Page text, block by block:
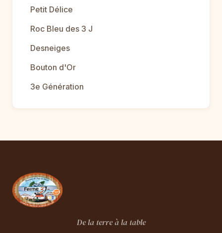
Petit Délice
Roc Bleu des 3 J
Desneiges
Bouton d'Or
3e Génération
De la terre à la table